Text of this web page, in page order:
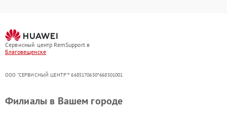
Сервисный центр RemSupport в
Благовещенске
ООО "СЕРВИСНЫЙ ЦЕНТР"* 6685170650*668501001
Филиалы в Вашем городе